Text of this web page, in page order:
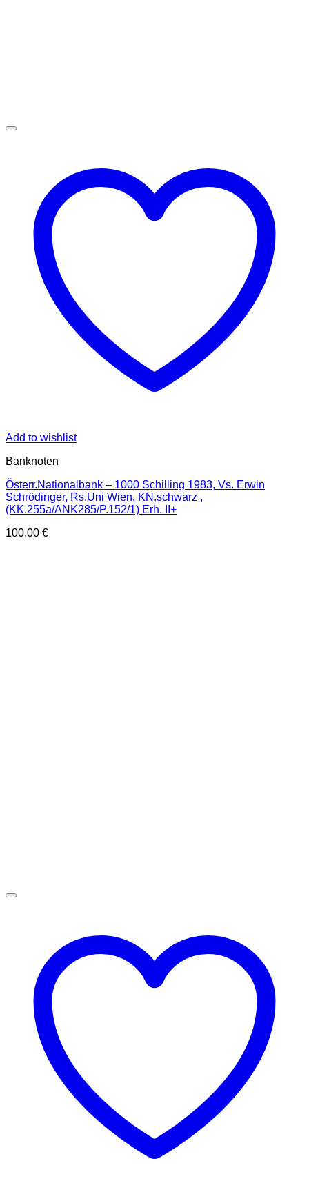
Add to wishlist
Banknoten
Österr.Nationalbank – 1000 Schilling 1983, Vs. Erwin
Schrödinger, Rs.Uni Wien, KN.schwarz ,
(KK.255a/ANK285/P.152/1) Erh. II+
100,00 €